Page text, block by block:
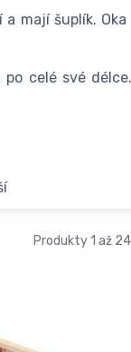
mají šuplík.
celé své
Produkty 1 až